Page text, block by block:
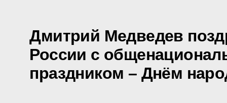
Дмитрий Медведев
России с
праздником – Днём